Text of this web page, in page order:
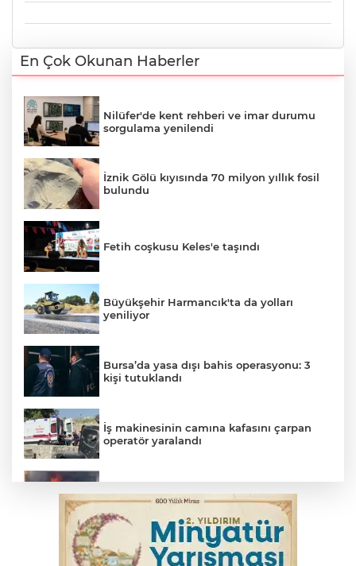
En Çok Okunan Haberler
Nilüfer'de kent rehberi ve imar durumu
sorgulama yenilendi
İznik Gölü kıyısında 70 milyon yıllık fosil
bulundu
Fetih coşkusu Keles'e taşındı
Büyükşehir Harmancık'ta da yolları
yeniliyor
Bursa’da yasa dışı bahis operasyonu: 3
kişi tutuklandı
İş makinesinin camına kafasını çarpan
operatör yaralandı
sıçrayan alevler söndürüldü
Otomobil kanala uçtu: 2 yaralı